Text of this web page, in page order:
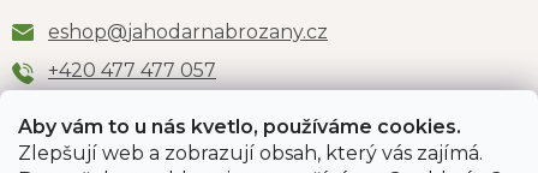
Aby vám to u nás kvetlo, používáme cookies.
Zlepšují web a zobrazují obsah, který vás zajímá.
eshop@jahodarnabrozany.cz
+420 477 477 057